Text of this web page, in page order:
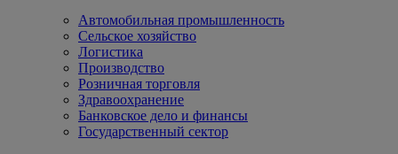
Автомобильная промышленность
Сельское хозяйство
Логистика
Производство
Розничная торговля
Здравоохранение
Банковское дело и финансы
Государственный сектор